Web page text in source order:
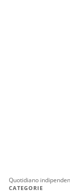
Quotidiano
CATEGORIE